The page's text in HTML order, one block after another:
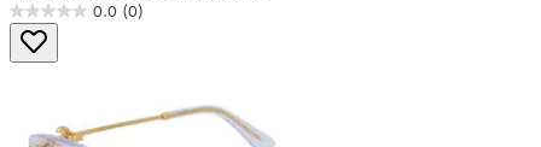
0.0 (0)
0.0
von
5